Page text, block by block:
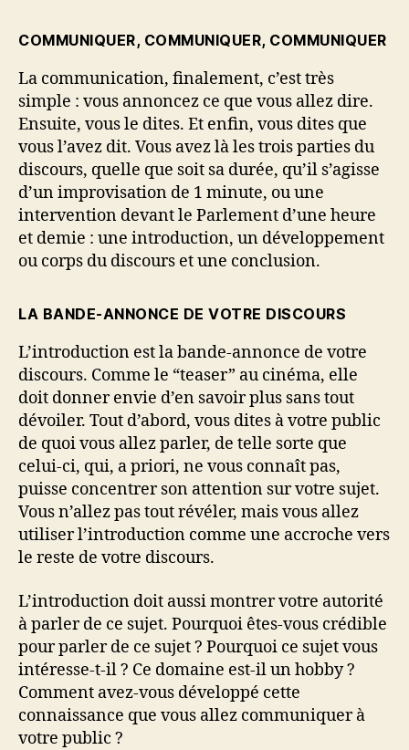
COMMUNIQUER, COMMUNIQUER, COMMUNIQUER
La communication, finalement, c’est très
simple : vous annoncez ce que vous allez dire.
Ensuite, vous le dites. Et enfin, vous dites que
vous l’avez dit. Vous avez là les trois parties du
discours, quelle que soit sa durée, qu’il s’agisse
d’un improvisation de 1 minute, ou une
intervention devant le Parlement d’une heure
et demie : une introduction, un développement
ou corps du discours et une conclusion.
LA BANDE-ANNONCE DE VOTRE DISCOURS
L’introduction est la bande-annonce de votre
discours. Comme le “teaser” au cinéma, elle
doit donner envie d’en savoir plus sans tout
dévoiler. Tout d’abord, vous dites à votre public
de quoi vous allez parler, de telle sorte que
celui-ci, qui, a priori, ne vous connaît pas,
puisse concentrer son attention sur votre sujet.
Vous n’allez pas tout révéler, mais vous allez
utiliser l’introduction comme une accroche vers
le reste de votre discours.
L’introduction doit aussi montrer votre autorité
à parler de ce sujet. Pourquoi êtes-vous crédible
pour parler de ce sujet ? Pourquoi ce sujet vous
intéresse-t-il ? Ce domaine est-il un hobby ?
Comment avez-vous développé cette
connaissance que vous allez communiquer à
votre public ?